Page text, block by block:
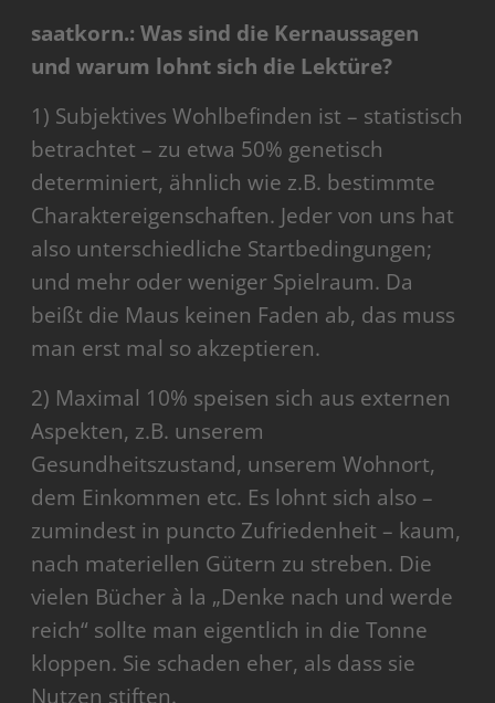
saatkorn.: Was sind die Kernaussagen
und warum lohnt sich die Lektüre?
1) Subjektives Wohlbefinden ist – statistisch
betrachtet – zu etwa 50% genetisch
determiniert, ähnlich wie z.B. bestimmte
Charaktereigenschaften. Jeder von uns hat
also unterschiedliche Startbedingungen;
und mehr oder weniger Spielraum. Da
beißt die Maus keinen Faden ab, das muss
man erst mal so akzeptieren.
2) Maximal 10% speisen sich aus externen
Aspekten, z.B. unserem
Gesundheitszustand, unserem Wohnort,
dem Einkommen etc. Es lohnt sich also –
zumindest in puncto Zufriedenheit – kaum,
nach materiellen Gütern zu streben. Die
vielen Bücher à la „Denke nach und werde
reich“ sollte man eigentlich in die Tonne
kloppen. Sie schaden eher, als dass sie
Nutzen stiften.